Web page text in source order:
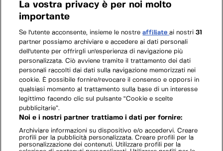
La vostra privacy è per noi molto
importante
Se l'utente acconsente, insieme le nostreaffiliateai nostri31
partner possiamo archiviare e accedere ai dati personali
dell'utente per offrirgli un'esperienza di navigazione più
personalizzata. Ciò avviene tramite il trattamento dei dati
personali raccolti dai dati sulla navigazione memorizzati nei
cookie. È possibile fornire/revocare il consenso e opporsi in
qualsiasi momento al trattamento sulla base di un interesse
legittimo facendo clic sul pulsante “Cookie e scelte
pubblicitarie”.
Noi e i nostri partner trattiamo i dati per fornire:
Archiviare informazioni su dispositivo e/o accedervi. Creare
profili per la pubblicità personalizzata. Creare profili per la
personalizzazione dei contenuti. Utilizzare profili per la